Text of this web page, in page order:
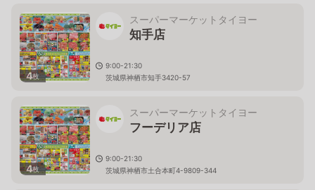
4枚
スーパーマーケットタイヨー
知手店
9:00-21:30
茨城県神栖市知手3420-57
4枚
スーパーマーケットタイヨー
フーデリア店
9:00-21:30
茨城県神栖市土合本町4-9809-344